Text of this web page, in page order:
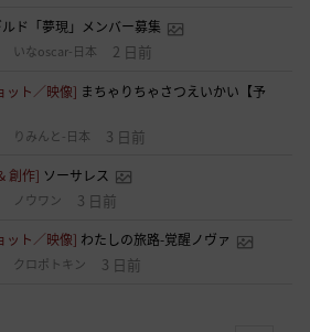
ド「夢現」メンバー募集
いなoscar-日本 2 日前
ット／映像] まちゃりちゃさつえいかい【予
りみんと-日本 3 日前
創作] ソーサレス
ノウワン 3 日前
ット／映像] わたしの旅路-覚醒ノヴァ
クロポトキン 3 日前